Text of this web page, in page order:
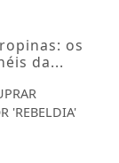
os
da...